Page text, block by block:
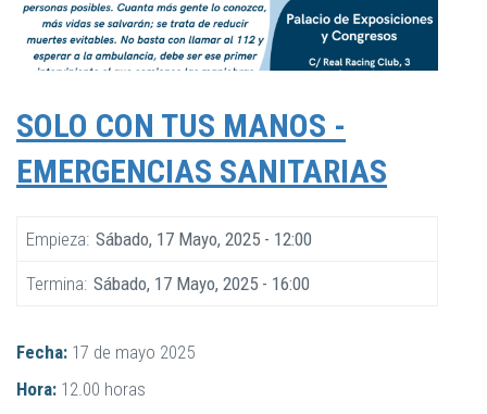
SOLO CON TUS MANOS -
EMERGENCIAS SANITARIAS
Empieza Sábado, 17 Mayo, 2025 - 12:00
Termina Sábado, 17 Mayo, 2025 - 16:00
Fecha: 17 de mayo 2025
Hora: 12.00 horas